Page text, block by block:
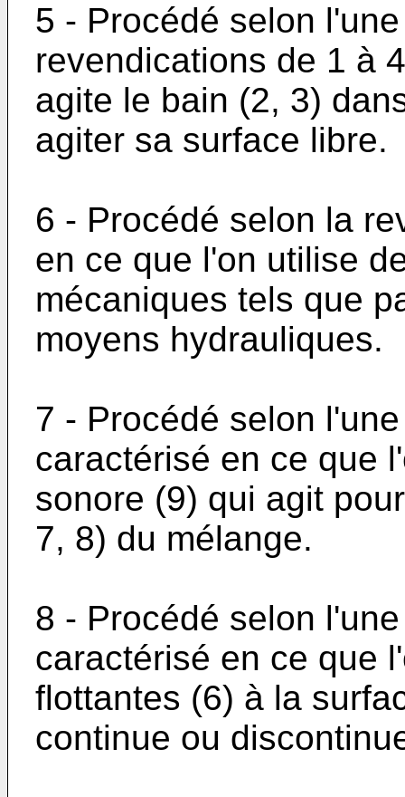
5 - Procédé selon
revendications de 1 à
agite le bain (2, 3)
agiter sa surface libre.
6 - Procédé selon la
en ce que l'on utilise
mécaniques tels que
moyens hydrauliques.
7 - Procédé selon
caractérisé en ce que
sonore (9) qui agit
7, 8) du mélange.
8 - Procédé selon
caractérisé en ce que
flottantes (6) à la
continue ou